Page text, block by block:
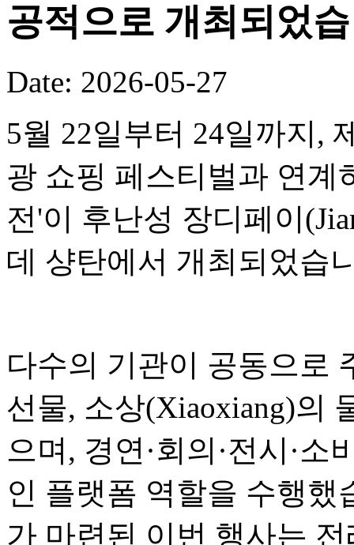
공적으로 개최되었
Date: 2026-05-27
5월 22일부터 24일까지,
광 쇼핑 페스티벌과 연계
전'이 후난성 장디페이
데 샹탄에서 개최되었습
다수의 기관이 공동으로
선물, 소상(Xiaoxiang)의
으며, 경연·회의·전시·
인 플랫폼 역할을 수행
가 마련된 이번 행사는